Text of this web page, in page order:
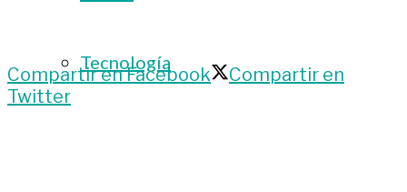
Tecnología
Compartir en Facebook
Compartir en
Twitter